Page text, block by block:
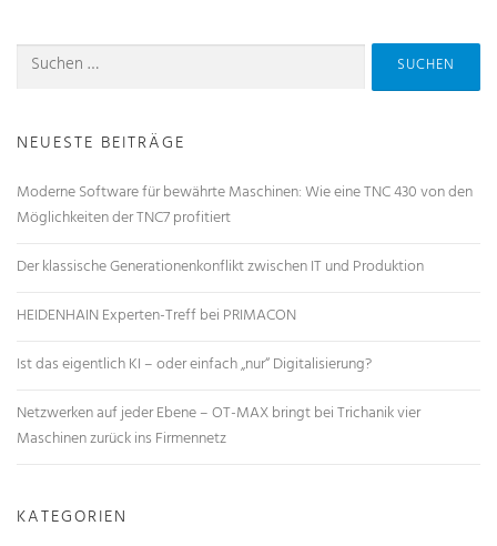
NEUESTE BEITRÄGE
Moderne Software für bewährte Maschinen: Wie eine TNC 430 von den
Möglichkeiten der TNC7 profitiert
Der klassische Generationenkonflikt zwischen IT und Produktion
HEIDENHAIN Experten-Treff bei PRIMACON
Ist das eigentlich KI – oder einfach „nur“ Digitalisierung?
Netzwerken auf jeder Ebene – OT-MAX bringt bei Trichanik vier
Maschinen zurück ins Firmennetz
KATEGORIEN